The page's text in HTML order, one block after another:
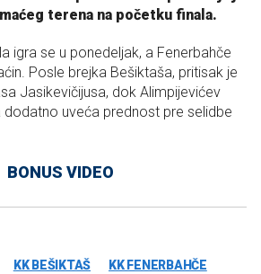
terena na početku finala.
igra se u ponedeljak, a Fenerbahče
Posle brejka Bešiktaša, pritisak je
Jasikevičijusa, dok Alimpijevićev
dodatno uveća prednost pre selidbe
BONUS VIDEO
KK BEŠIKTAŠ
KK FENERBAHČE